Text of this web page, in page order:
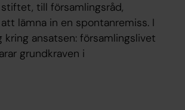
till församlingsråd,
lämna in en spontanremiss. I
ansatsen: församlingslivet
grundkraven i